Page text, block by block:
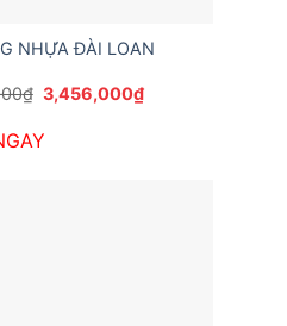
NHỰA ĐÀI LOAN
₫ Giá
gốc
5,184,000₫.
3,456,000₫Giá